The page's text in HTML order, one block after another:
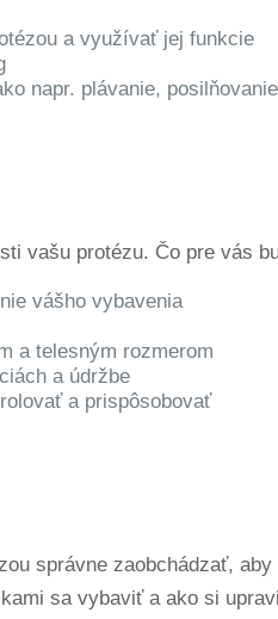
a využívať jej funkcie
napr. plávanie,
vašu protézu. Čo pre vás
vášho vybavenia
a telesným rozmerom
a údržbe
a prispôsobovať
správne zaobchádzať,
sa vybaviť a ako si